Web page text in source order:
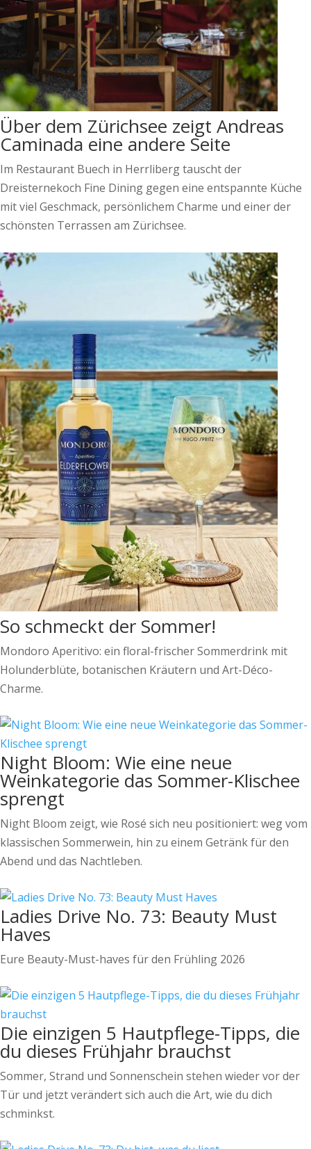
Über dem Zürichsee zeigt Andreas
Caminada eine andere Seite
Im Restaurant Buech in Herrliberg tauscht der
Dreisternekoch Fine Dining gegen eine entspannte Küche
mit viel Geschmack, persönlichem Charme und einer der
schönsten Terrassen am Zürichsee.
So schmeckt der Sommer!
Mondoro Aperitivo: ein floral-frischer Sommerdrink mit
Holunderblüte, botanischen Kräutern und Art-Déco-
Charme.
Night Bloom: Wie eine neue
Weinkategorie das Sommer-Klischee
sprengt
Night Bloom zeigt, wie Rosé sich neu positioniert: weg vom
klassischen Sommerwein, hin zu einem Getränk für den
Abend und das Nachtleben.
Ladies Drive No. 73: Beauty Must
Haves
Eure Beauty-Must-haves für den Frühling 2026
Die einzigen 5 Hautpflege-Tipps, die
du dieses Frühjahr brauchst
Sommer, Strand und Sonnenschein stehen wieder vor der
Tür und jetzt verändert sich auch die Art, wie du dich
schminkst.